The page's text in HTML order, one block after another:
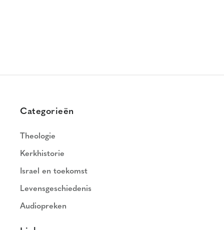
Categorieën
Theologie
Kerkhistorie
Israel en toekomst
Levensgeschiedenis
Audiopreken